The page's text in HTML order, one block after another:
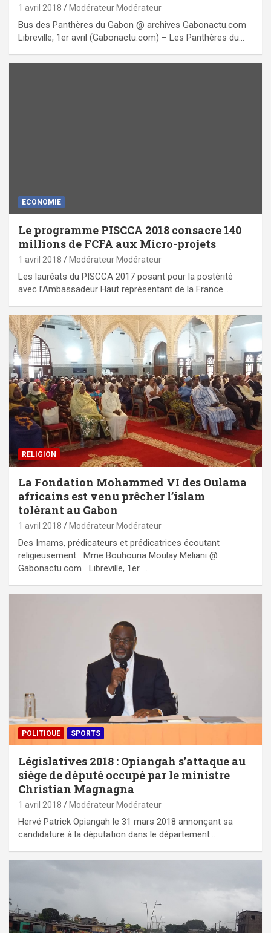
1 avril 2018 Modérateur Modérateur
Bus des Panthères du Gabon @ archives Gabonactu.com
Libreville, 1er avril (Gabonactu.com) – Les Panthères du…
ECONOMIE
Le programme PISCCA 2018 consacre 140
millions de FCFA aux Micro-projets
1 avril 2018 Modérateur Modérateur
Les lauréats du PISCCA 2017 posant pour la postérité
avec l’Ambassadeur Haut représentant de la France…
RELIGION
La Fondation Mohammed VI des Oulama
africains est venu prêcher l’islam
tolérant au Gabon
1 avril 2018 Modérateur Modérateur
Des Imams, prédicateurs et prédicatrices écoutant
religieusement Mme Bouhouria Moulay Meliani @
Gabonactu.com Libreville, 1er …
POLITIQUE SPORTS
Législatives 2018 : Opiangah s’attaque au
siège de député occupé par le ministre
Christian Magnagna
1 avril 2018 Modérateur Modérateur
Hervé Patrick Opiangah le 31 mars 2018 annonçant sa
candidature à la députation dans le département…